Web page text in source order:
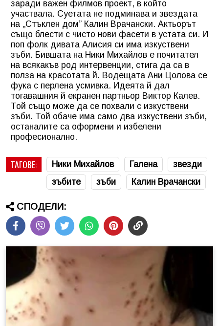
заради важен филмов проект, в който
участвала. Суетата не подминава и звездата
на „Стъклен дом” Калин Врачански. Актьорът
също блести с чисто нови фасети в устата си. И
поп фолк дивата Алисия си има изкуствени
зъби. Бившата на Ники Михайлов е почитател
на всякакъв род интервенции, стига да са в
полза на красотата й. Водещата Ани Цолова се
фука с перлена усмивка. Идеята й дал
тогавашния й екранен партньор Виктор Калев.
Той също може да се похвали с изкуствени
зъби. Той обаче има само два изкуствени зъби,
останалите са оформени и избелени
професионално.
ТАГОВЕ: Ники Михайлов Галена
звезди
зъбите
зъби Калин Врачански
СПОДЕЛИ: